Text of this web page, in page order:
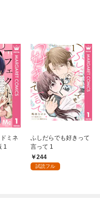
ミネ
1
ふしだらでも好きって
言って 1
244
試読フル